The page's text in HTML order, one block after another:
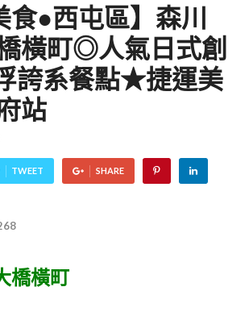
食●西屯區】森川
橫町◎人氣日式創
誇系餐點★捷運美
站
TWEET SHARE
橋橫町